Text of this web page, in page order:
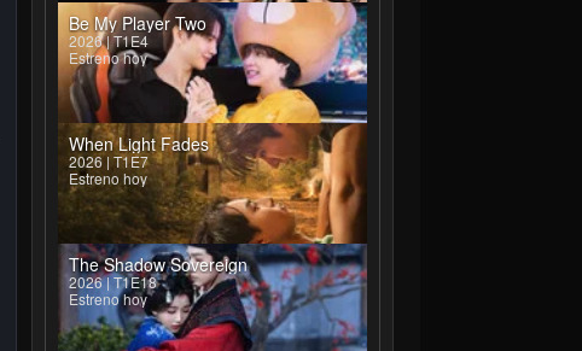
Be My Player Two
2026 | T1E4
Estreno hoy
When Light Fades
2026 | T1E7
Estreno hoy
The Shadow Sovereign
2026 | T1E18
Estreno hoy